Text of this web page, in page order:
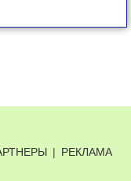
| РЕКЛАМА